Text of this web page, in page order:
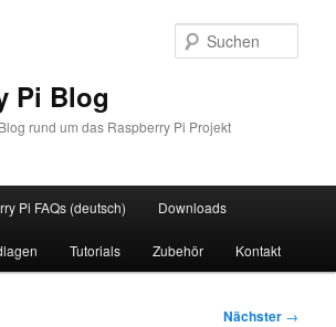
Pi Blog
rund um das Raspberry Pi Projekt
Pi FAQs (deutsch) Downloads
Tutorials Zubehör Kontakt
Nächster →